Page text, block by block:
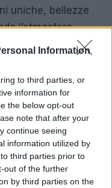
Information
to third parties, or
information for
the below opt-out
note that after your
continue seeing
information utilized by
third parties prior to
out of the further
by third parties on the
uniche, bellezze
l’atmosfera
Scegliere